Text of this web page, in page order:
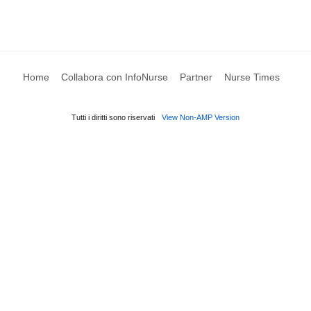
Home Collabora con InfoNurse Partner Nurse Times
Tutti i diritti sono riservati View Non-AMP Version